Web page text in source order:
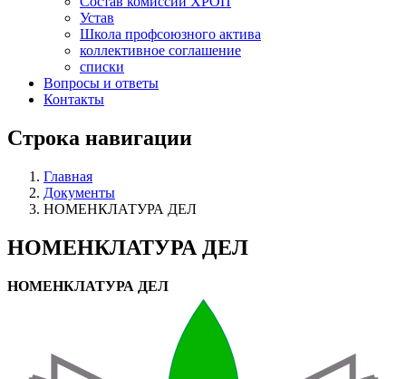
Устав
Школа профсоюзного актива
коллективное соглашение
списки
Вопросы и ответы
Контакты
Строка навигации
Главная
Документы
НОМЕНКЛАТУРА ДЕЛ
НОМЕНКЛАТУРА ДЕЛ
НОМЕНКЛАТУРА ДЕЛ